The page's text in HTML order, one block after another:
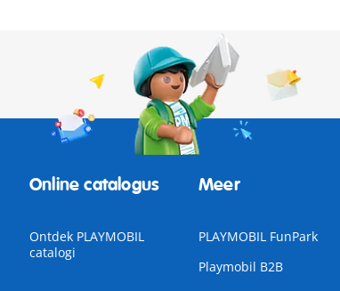
Online catalogus
Ontdek PLAYMOBIL
catalogi
Meer
PLAYMOBIL FunPark
Playmobil B2B